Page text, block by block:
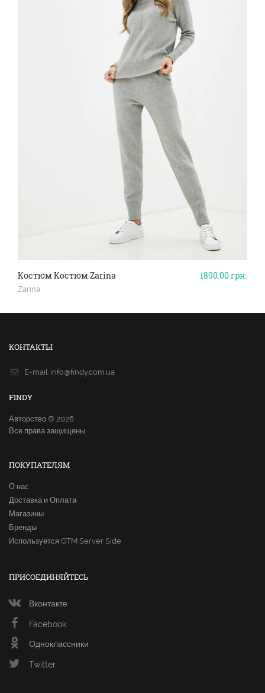
1890.00грн.
Костюм Костюм Zarina
Zarina
КОНТАКТЫ
E-mail. info@findy.com.ua
FINDY
Авторство © 2026
Все права защищены.
ПОКУПАТЕЛЯМ
О нас
Доставка и Оплата
Магазины
Бренды
Используется GTM Server Side
ПРИСОЕДИНЯЙТЕСЬ
Вконтакте
Facebook
Одноклассники
Twitter